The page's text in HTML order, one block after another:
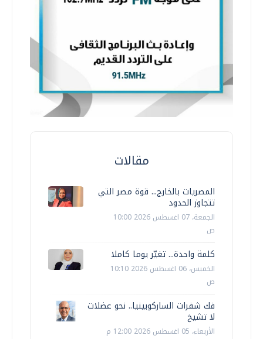
مقالات
المصريات بالخارج... قوة مصر التي
تتجاوز الحدود
الجمعة، 07 اغسطس 2026 10:00
ص
كلمة واحدة... تغيّر يوما كاملا
الخميس، 06 اغسطس 2026 10:10
ص
فك شفرات الساركوبينيا.. نحو عضلات
لا تشيخ
الأربعاء، 05 اغسطس 2026 12:00 م